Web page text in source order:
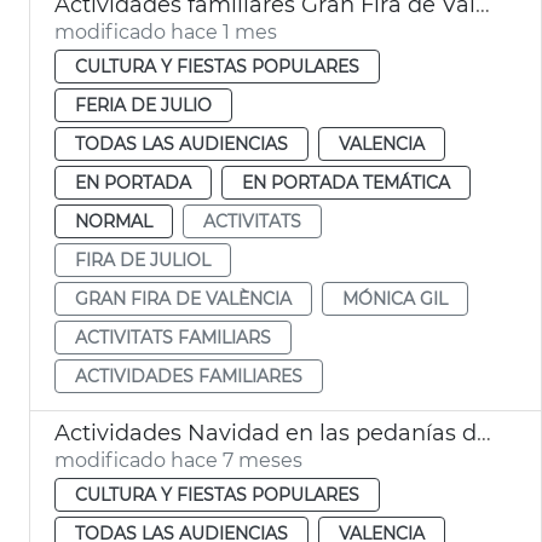
modificado hace 1 mes
CULTURA Y FIESTAS POPULARES
FERIA DE JULIO
TODAS LAS AUDIENCIAS
VALENCIA
EN PORTADA
EN PORTADA TEMÁTICA
NORMAL
ACTIVITATS
FIRA DE JULIOL
GRAN FIRA DE VALÈNCIA
MÓNICA GIL
ACTIVITATS FAMILIARS
ACTIVIDADES FAMILIARES
Actividades Navidad en las pedanías de València
modificado hace 7 meses
CULTURA Y FIESTAS POPULARES
TODAS LAS AUDIENCIAS
VALENCIA